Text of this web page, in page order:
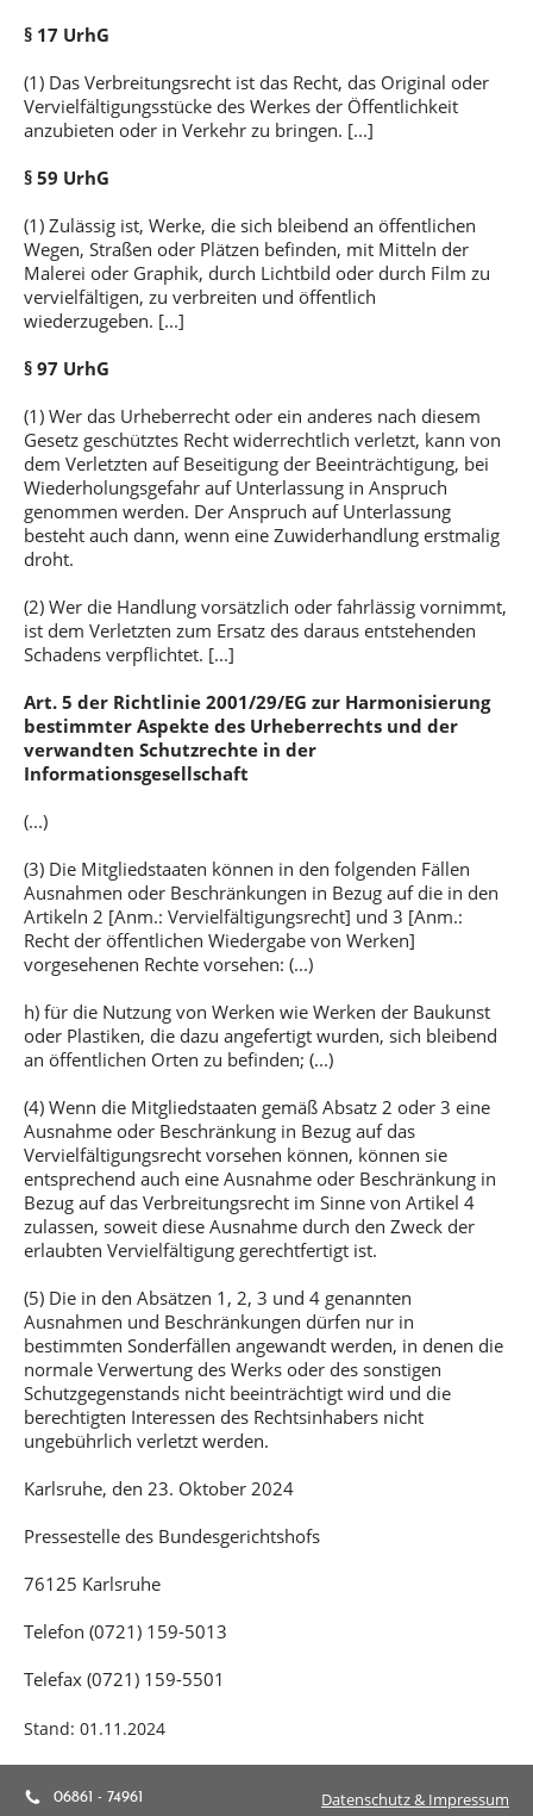
§ 17 UrhG
(1) Das Verbreitungsrecht ist das Recht, das Original oder
Vervielfältigungsstücke des Werkes der Öffentlichkeit
anzubieten oder in Verkehr zu bringen. [...]
§ 59 UrhG
(1) Zulässig ist, Werke, die sich bleibend an öffentlichen
Wegen, Straßen oder Plätzen befinden, mit Mitteln der
Malerei oder Graphik, durch Lichtbild oder durch Film zu
vervielfältigen, zu verbreiten und öffentlich
wiederzugeben. [...]
§ 97 UrhG
(1) Wer das Urheberrecht oder ein anderes nach diesem
Gesetz geschütztes Recht widerrechtlich verletzt, kann von
dem Verletzten auf Beseitigung der Beeinträchtigung, bei
Wiederholungsgefahr auf Unterlassung in Anspruch
genommen werden. Der Anspruch auf Unterlassung
besteht auch dann, wenn eine Zuwiderhandlung erstmalig
droht.
(2) Wer die Handlung vorsätzlich oder fahrlässig vornimmt,
ist dem Verletzten zum Ersatz des daraus entstehenden
Schadens verpflichtet. [...]
Art. 5 der Richtlinie 2001/29/EG zur Harmonisierung
bestimmter Aspekte des Urheberrechts und der
verwandten Schutzrechte in der
Informationsgesellschaft
(...)
(3) Die Mitgliedstaaten können in den folgenden Fällen
Ausnahmen oder Beschränkungen in Bezug auf die in den
Artikeln 2 [Anm.: Vervielfältigungsrecht] und 3 [Anm.:
Recht der öffentlichen Wiedergabe von Werken]
vorgesehenen Rechte vorsehen: (...)
h) für die Nutzung von Werken wie Werken der Baukunst
oder Plastiken, die dazu angefertigt wurden, sich bleibend
an öffentlichen Orten zu befinden; (...)
(4) Wenn die Mitgliedstaaten gemäß Absatz 2 oder 3 eine
Ausnahme oder Beschränkung in Bezug auf das
Vervielfältigungsrecht vorsehen können, können sie
entsprechend auch eine Ausnahme oder Beschränkung in
Bezug auf das Verbreitungsrecht im Sinne von Artikel 4
zulassen, soweit diese Ausnahme durch den Zweck der
erlaubten Vervielfältigung gerechtfertigt ist.
(5) Die in den Absätzen 1, 2, 3 und 4 genannten
Ausnahmen und Beschränkungen dürfen nur in
bestimmten Sonderfällen angewandt werden, in denen die
normale Verwertung des Werks oder des sonstigen
Schutzgegenstands nicht beeinträchtigt wird und die
berechtigten Interessen des Rechtsinhabers nicht
ungebührlich verletzt werden.
Karlsruhe, den 23. Oktober 2024
Pressestelle des Bundesgerichtshofs
76125 Karlsruhe
Telefon (0721) 159-5013
Telefax (0721) 159-5501
Stand: 01.11.2024
06861 - 74961 Datenschutz & Impressum